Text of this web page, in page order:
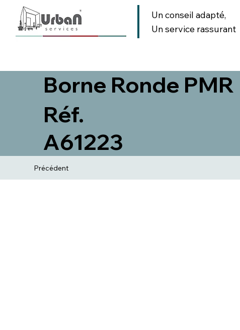
Un conseil adapté,
Un service rassurant
Borne Ronde PMR
Réf.
A61223
Précédent